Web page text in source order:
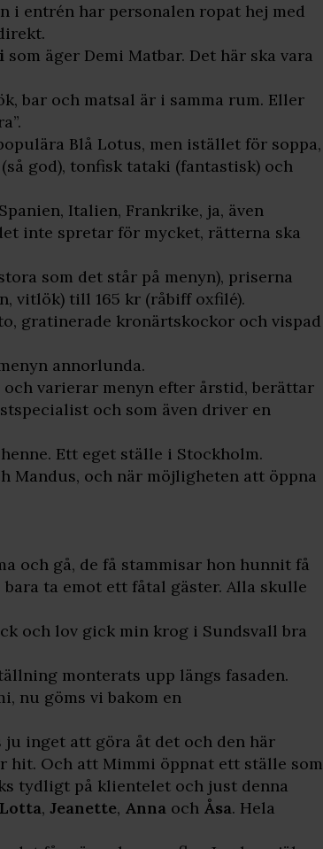
i entrén har personalen ropat hej med
som äger Demi Matbar. Det här ska vara
bar och matsal är i samma rum. Eller
Blå Lotus, men istället för soppa,
god), tonfisk tataki (fantastisk) och
Italien, Frankrike, ja, även
inte spretar för mycket, rätterna ska
som det står på menyn), priserna
vitlök) till 165 kr (råbiff oxfilé).
gratinerade kronärtskockor och vispad
annorlunda.
varierar menyn efter årstid, berättar
och som även driver en
Ett eget ställe i Stockholm.
Mandus, och när möjligheten att öppna
och gå, de få stammisar hon hunnit få
ta emot ett fåtal gäster. Alla skulle
och lov gick min krog i Sundsvall bra
monterats upp längs fasaden.
nu göms vi bakom en
inget att göra åt det och den här
Och att Mimmi öppnat ett ställe som
tydligt på klientelet och just denna
Lotta, Jeanette, Anna och Åsa. Hela